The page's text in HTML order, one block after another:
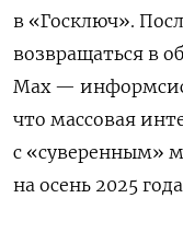
в «Госключ».
возвращаться в
Мax —
что массовая
с «суверенным»
на осень 2025